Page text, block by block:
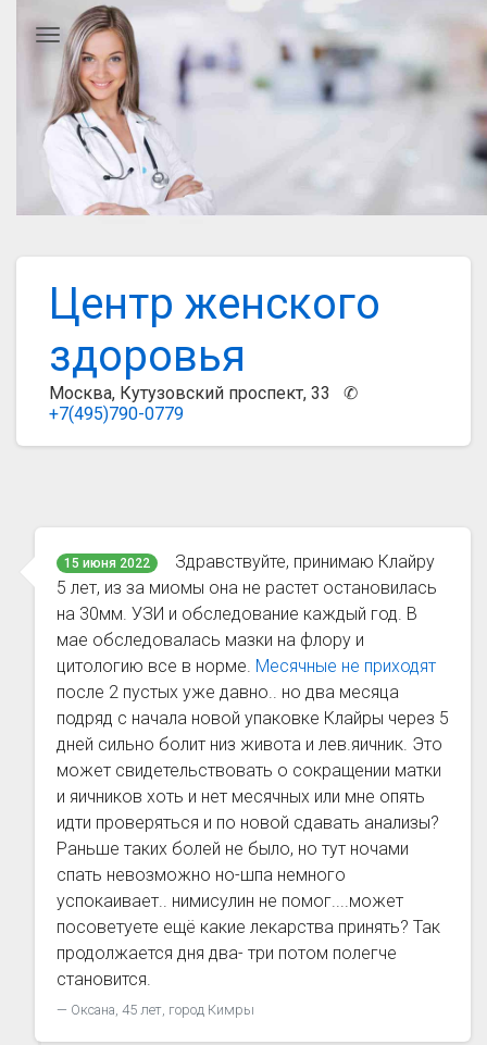
Центр женского
здоровья
Москва, Кутузовский проспект, 33 ✆
+7(495)790-0779
Главное меню
15 июня 2022
Здравствуйте, принимаю Клайру
5 лет, из за миомы она не растет остановилась
на 30мм. УЗИ и обследование каждый год. В
мае обследовалась мазки на флору и
цитологию все в норме. Месячные не приходят
после 2 пустых уже давно.. но два месяца
подряд с начала новой упаковке Клайры через 5
дней сильно болит низ живота и лев.яичник. Это
может свидетельствовать о сокращении матки
и яичников хоть и нет месячных или мне опять
идти проверяться и по новой сдавать анализы?
Раньше таких болей не было, но тут ночами
спать невозможно но-шпа немного
успокаивает.. нимисулин не помог....может
посоветуете ещё какие лекарства принять? Так
продолжается дня два- три потом полегче
становится.
Оксана, 45 лет, город Кимры